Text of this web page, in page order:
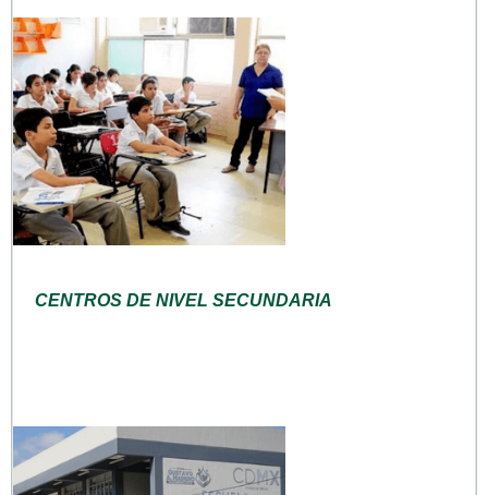
CENTROS DE NIVEL SECUNDARIA